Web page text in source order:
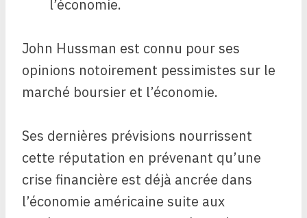
l’économie.
John Hussman est connu pour ses
opinions notoirement pessimistes sur le
marché boursier et l’économie.
Ses dernières prévisions nourrissent
cette réputation en prévenant qu’une
crise financière est déjà ancrée dans
l’économie américaine suite aux